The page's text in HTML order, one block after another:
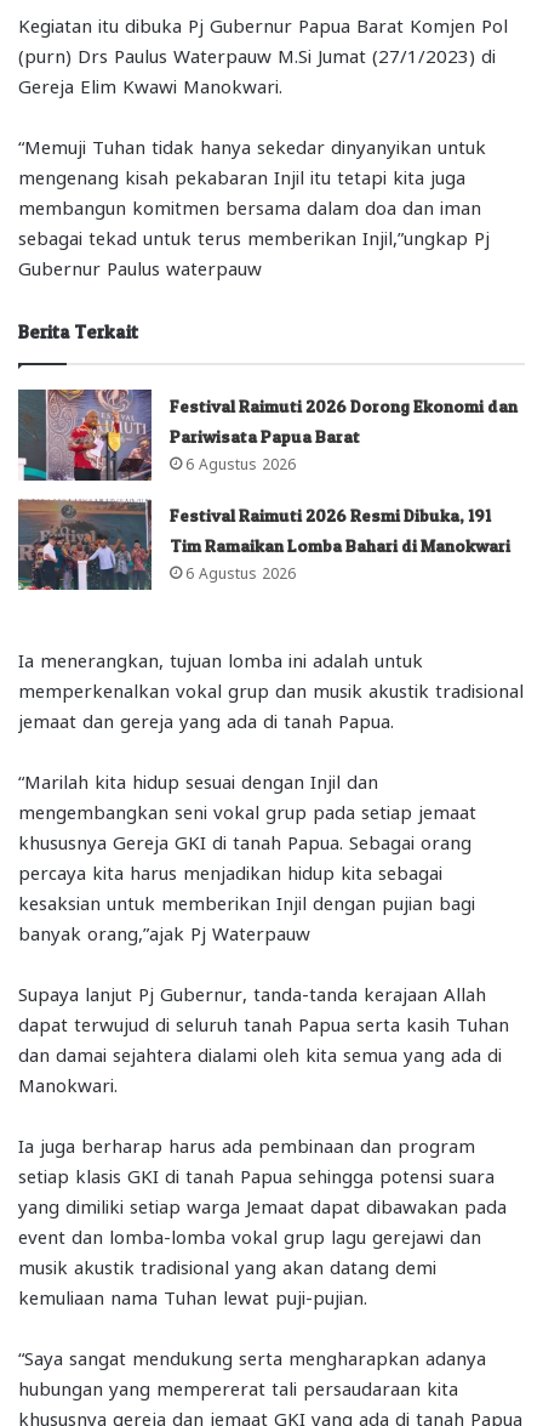
Kegiatan itu dibuka Pj Gubernur Papua Barat Komjen Pol
(purn) Drs Paulus Waterpauw M.Si Jumat (27/1/2023) di
Gereja Elim Kwawi Manokwari.
“Memuji Tuhan tidak hanya sekedar dinyanyikan untuk
mengenang kisah pekabaran Injil itu tetapi kita juga
membangun komitmen bersama dalam doa dan iman
sebagai tekad untuk terus memberikan Injil,”ungkap Pj
Gubernur Paulus waterpauw
Berita Terkait
Festival Raimuti 2026 Dorong Ekonomi dan
Pariwisata Papua Barat
6 Agustus 2026
Festival Raimuti 2026 Resmi Dibuka, 191
Tim Ramaikan Lomba Bahari di Manokwari
6 Agustus 2026
Ia menerangkan, tujuan lomba ini adalah untuk
memperkenalkan vokal grup dan musik akustik tradisional
jemaat dan gereja yang ada di tanah Papua.
“Marilah kita hidup sesuai dengan Injil dan
mengembangkan seni vokal grup pada setiap jemaat
khususnya Gereja GKI di tanah Papua. Sebagai orang
percaya kita harus menjadikan hidup kita sebagai
kesaksian untuk memberikan Injil dengan pujian bagi
banyak orang,”ajak Pj Waterpauw
Supaya lanjut Pj Gubernur, tanda-tanda kerajaan Allah
dapat terwujud di seluruh tanah Papua serta kasih Tuhan
dan damai sejahtera dialami oleh kita semua yang ada di
Manokwari.
Ia juga berharap harus ada pembinaan dan program
setiap klasis GKI di tanah Papua sehingga potensi suara
yang dimiliki setiap warga Jemaat dapat dibawakan pada
event dan lomba-lomba vokal grup lagu gerejawi dan
musik akustik tradisional yang akan datang demi
kemuliaan nama Tuhan lewat puji-pujian.
“Saya sangat mendukung serta mengharapkan adanya
hubungan yang mempererat tali persaudaraan kita
khususnya gereja dan jemaat GKI yang ada di tanah Papua